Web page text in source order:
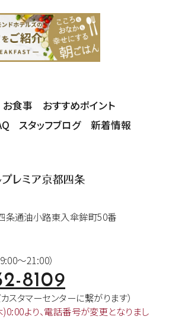
お食事
おすすめポイント
スタッフブログ 新着情報
条通油小路東入傘鉾町50番
～21:00）
8109
スタマーセンターに繋がります）
より、電話番号が変更となりまし